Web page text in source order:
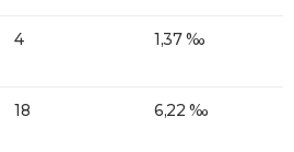
4 1,37 ‰
18 6,22 ‰